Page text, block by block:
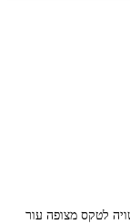
לטקס מצופה עור